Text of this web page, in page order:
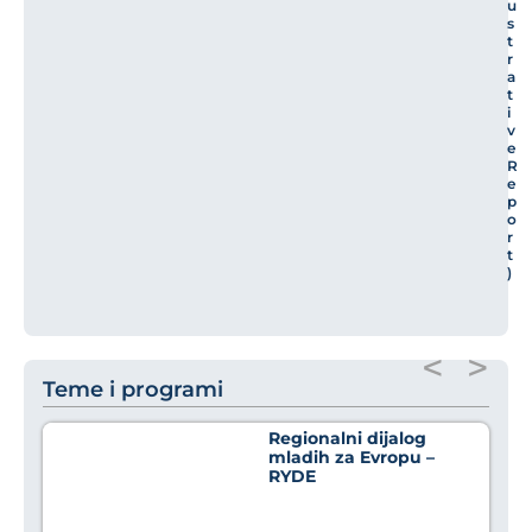
u
s
t
r
a
t
i
v
e
R
e
p
o
r
t
)
Teme i programi
Regionalni dijalog
mladih za Evropu –
RYDE
< >